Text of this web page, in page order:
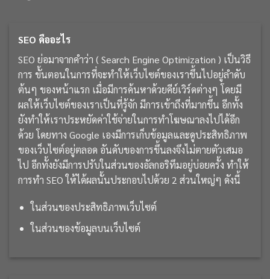
SEO คืออะไร
SEO ย่อมาจากคำว่า ( Search Engine Optimization ) เป็นวิธี
การ ขั้นตอนในการที่จะทำให้เว็บไซต์ของเราขึ้นไปอยู่ลำดับ
ต้นๆ ของหน้าแรก เมื่อมีการค้นหาด้วยคีย์เวิร์ดต่างๆ โดยมี
ผลให้เว็บไซต์ของเราเป็นที่รู้จัก มีการเข้าถึงที่มากขึ้น อีกทั้ง
ยังทำให้เราประหยัดค่าใช้จ่ายในการทำโฆษณาลงไปได้อีก
ด้วย โดยทาง Google เองมีการเก็บข้อมูลและดูประสิทธิภาพ
ของเว็บไซต์อยู่ตลอด อันดับของการขึ้นลงจึงไม่ตายตัวเสมอ
ไป อีกทั้งยังมีการปรับในส่วนของอัลกอริทึมอยู่บ่อยครั้ง ทำให้
การทำ SEO ให้ได้ผลนั้นประกอบไปด้วย 2 ส่วนใหญ่ๆ ดังนี้
ในส่วนของประสิทธิภาพเว็บไซต์
ในส่วนของข้อมูลบนเว็บไซต์